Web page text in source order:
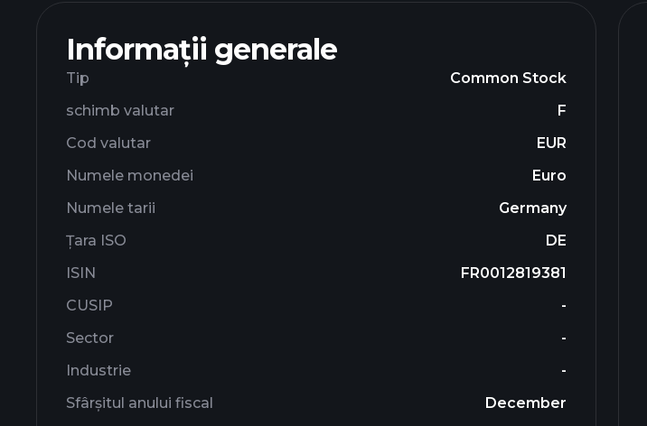
Informații generale
Tip
Common Stock
schimb valutar
F
Cod valutar
EUR
Numele monedei
Euro
Numele tarii
Germany
Țara ISO
DE
ISIN
FR0012819381
CUSIP
-
Sector
-
Industrie
-
Sfârșitul anului fiscal
December